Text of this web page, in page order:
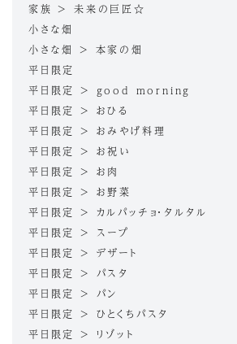
家族 > 未来の巨匠☆
小さな畑
小さな畑 > 本家の畑
平日限定
平日限定 > good morning
平日限定 > おひる
平日限定 > おみやげ料理
平日限定 > お祝い
平日限定 > お肉
平日限定 > お野菜
平日限定 > カルパッチョ・タルタル
平日限定 > スープ
平日限定 > デザート
平日限定 > パスタ
平日限定 > パン
平日限定 > ひとくちパスタ
平日限定 > リゾット